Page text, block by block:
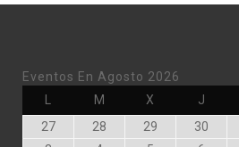
Eventos En Agosto 2026
MMartes X Miércoles
JJueves
27Julio
27,
28
28,
29
29,
30
30,